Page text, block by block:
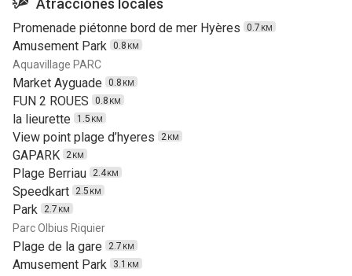
Atracciones locales
Promenade piétonne bord de mer Hyères 0.7 KM
Amusement Park 0.8 KM
Aquavillage PARC
Market Ayguade 0.8 KM
FUN 2 ROUES 0.8 KM
la lieurette 1.5 KM
View point plage d’hyeres 2KM
GAPARK 2KM
Plage Berriau 2.4KM
Speedkart 2.5 KM
Park 2.7 KM
Parc Olbius Riquier
Plage de la gare 2.7 KM
Amusement Park 3.1 KM